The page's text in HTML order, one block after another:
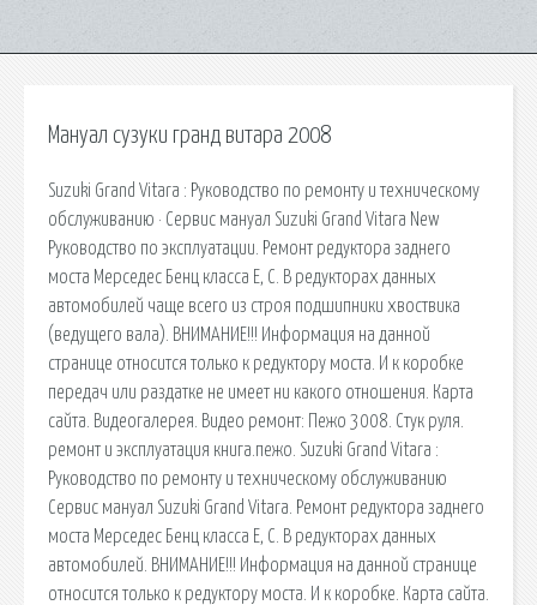
Мануал сузуки гранд витара 2008
Suzuki Grand Vitara : Руководство по ремонту и техническому
обслуживанию · Сервис мануал Suzuki Grand Vitara New
Руководство по эксплуатации. Ремонт редуктора заднего
моста Мерседес Бенц класса Е, С. В редукторах данных
автомобилей чаще всего из строя подшипники хвоствика
(ведущего вала). ВНИМАНИЕ!!! Информация на данной
странице относится только к редуктору моста. И к коробке
передач или раздатке не имеет ни какого отношения. Карта
сайта. Видеогалерея. Видео ремонт: Пежо 3008. Стук руля.
ремонт и эксплуатация книга.пежо. Suzuki Grand Vitara :
Руководство по ремонту и техническому обслуживанию
Сервис мануал Suzuki Grand Vitara. Ремонт редуктора заднего
моста Мерседес Бенц класса Е, С. В редукторах данных
автомобилей. ВНИМАНИЕ!!! Информация на данной странице
относится только к редуктору моста. И к коробке. Карта сайта.